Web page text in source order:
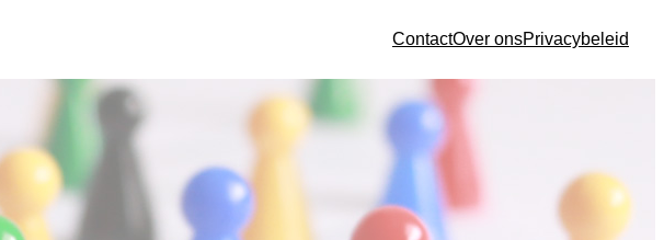
ContactOver onsPrivacybeleid